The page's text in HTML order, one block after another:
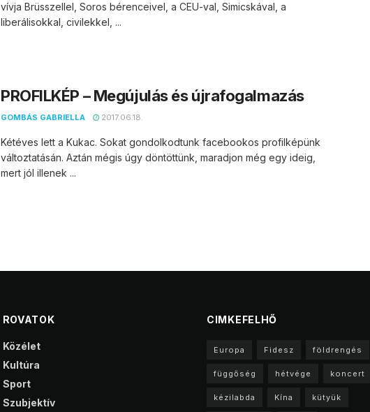
vívja Brüsszellel, Soros bérenceivel, a CEU-val, Simicskával, a
liberálisokkal, civilekkel, ...
PROFILKÉP – Megújulás és újrafogalmazás
GOMBÁS GABRIELLA 2017.06.18.
Kétéves lett a Kukac. Sokat gondolkodtunk facebookos profilképünk
változtatásán. Aztán mégis úgy döntöttünk, maradjon még egy ideig,
mert jól illenek ...
ROVATOK
Közélet
Kultúra
Sport
Szubjektív
CIMKEFELHŐ
Europa Fidesz földrengés
függőség hétvége koncert
kézilabda Kína kütyük